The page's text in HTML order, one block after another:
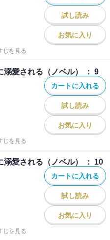
試し読み
お気に入り
じを見る
溺愛される（ノベル） ： 9
カートに入れる
試し読み
お気に入り
じを見る
溺愛される（ノベル） ： 10
カートに入れる
試し読み
お気に入り
じを見る